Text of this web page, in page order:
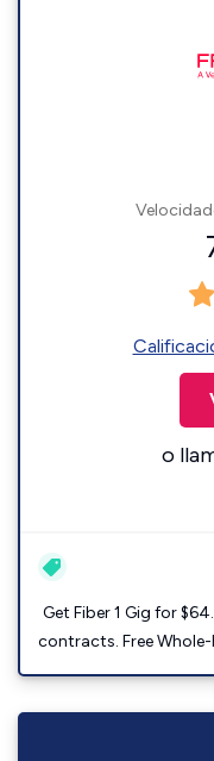
o
Get Fiber 1 Gig for
contracts. Free